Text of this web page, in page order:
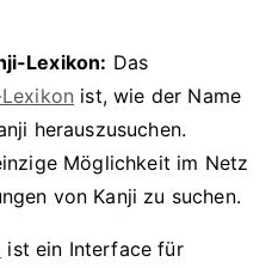
Lexikon: Das
ist, wie der Name
herauszusuchen.
Möglichkeit im Netz
von Kanji zu suchen.
ist ein Interface für